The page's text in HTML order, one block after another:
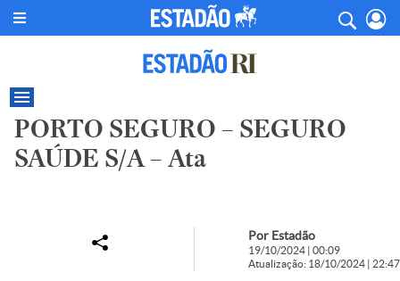
PORTO SEGURO – SEGURO
SAÚDE S/A – Ata
Por Estadão
19/10/2024 | 00:09
Atualização: 18/10/2024 | 22:47